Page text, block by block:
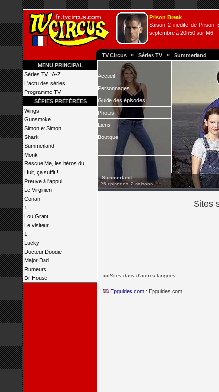
Prison Break
Saison 2 inédite de Prison
septembre à 20h50 sur M6.
TV Circus » Séries TV » Summerland
MENU PRINCIPAL
Séries TV : A-Z
L'actu des séries
Programme TV
SÉRIES PRÉFÉRÉES
Wings
Gunsmoke
Simon et Simon
Shark
Summerland
Monk
Rescue Me, les héros du
Huit, ça suffit !
Preuve à l'appui
Le Virginien
Conan
1
Lou Grant
Le visiteur
1
Lucky
Docteur Doogie
Major Dad
Rumeurs
Dr House
Accueil
Personnages
Guide des épisodes
Photos
Liens
Boutique
Summerland
26 épisodes, 2 saisons
Sites
>> Sites dans d'autres langues :
Epguides.com : Epguides.com